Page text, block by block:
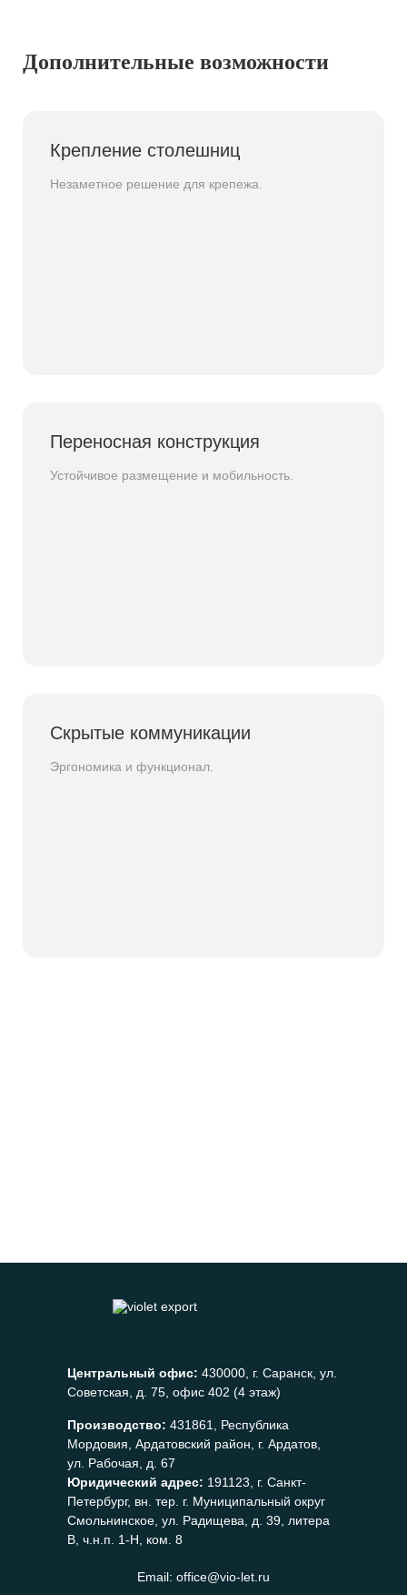
Дополнительные возможности
Крепление столешниц
Незаметное решение для крепежа.
Переносная конструкция
Устойчивое размещение и мобильность.
Скрытые коммуникации
Эргономика и функционал.
Центральный офис: 430000, г. Саранск, ул.
Советская, д. 75, офис 402 (4 этаж)
Производство: 431861, Республика
Мордовия, Ардатовский район, г. Ардатов,
ул. Рабочая, д. 67
Юридический адрес: 191123, г. Санкт-
Петербург, вн. тер. г. Муниципальный округ
Смольнинское, ул. Радищева, д. 39, литера
В, ч.н.п. 1-Н, ком. 8
Email: office@vio-let.ru